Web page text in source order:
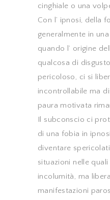
cinghiale o una
Con l’ ipnosi, della
generalmente in
quando l’ origine
qualcosa di
pericoloso, ci si
incontrollabile ma
paura motivata
Il subconscio ci
di una fobia in
diventare
situazioni nelle
incolumità, ma
manifestazioni